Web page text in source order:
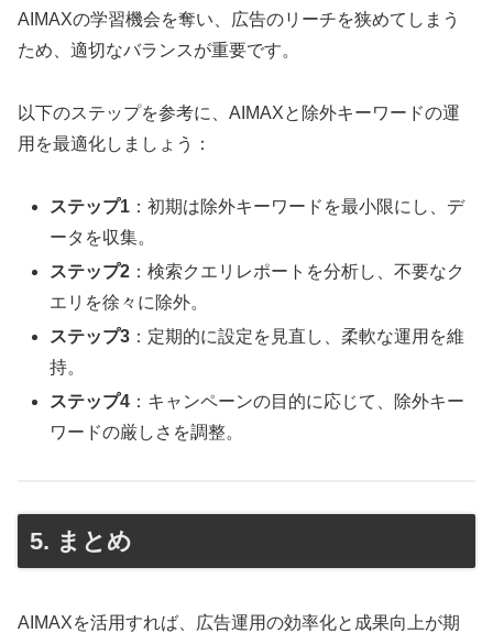
AIMAXの学習機会を奪い、広告のリーチを狭めてしまう
ため、適切なバランスが重要です。
以下のステップを参考に、AIMAXと除外キーワードの運
用を最適化しましょう：
ステップ1 ：初期は除外キーワードを最小限にし、デ
ータを収集。
ステップ2 ：検索クエリレポートを分析し、不要なク
エリを徐々に除外。
ステップ3 ：定期的に設定を見直し、柔軟な運用を維
持。
ステップ4 ：キャンペーンの目的に応じて、除外キー
ワードの厳しさを調整。
5. まとめ
AIMAXを活用すれば、広告運用の効率化と成果向上が期